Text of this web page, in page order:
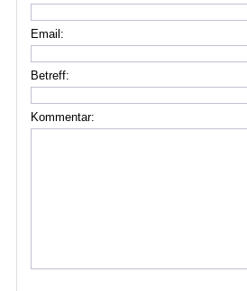
Email:
Betreff:
Kommentar: